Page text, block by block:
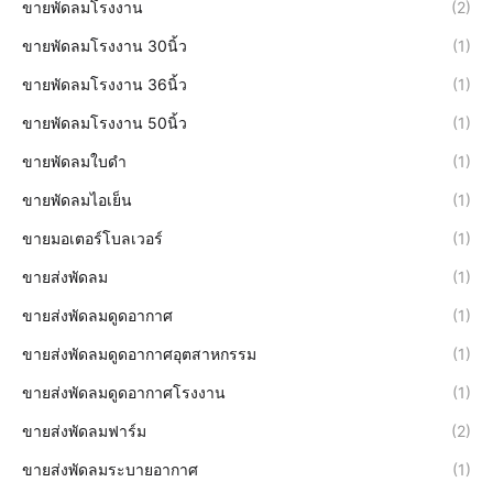
ขายพัดลมโรงงาน (2)
ขายพัดลมโรงงาน 30นิ้ว (1)
ขายพัดลมโรงงาน 36นิ้ว (1)
ขายพัดลมโรงงาน 50นิ้ว (1)
ขายพัดลมใบดำ (1)
ขายพัดลมไอเย็น (1)
ขายมอเตอร์โบลเวอร์ (1)
ขายส่งพัดลม (1)
ขายส่งพัดลมดูดอากาศ (1)
ขายส่งพัดลมดูดอากาศอุตสาหกรรม (1)
ขายส่งพัดลมดูดอากาศโรงงาน (1)
ขายส่งพัดลมฟาร์ม (2)
ขายส่งพัดลมระบายอากาศ (1)